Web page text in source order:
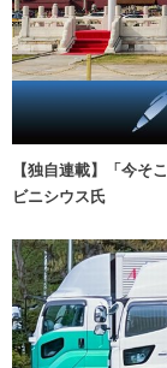
【独自連載】「今
ビニシウス氏